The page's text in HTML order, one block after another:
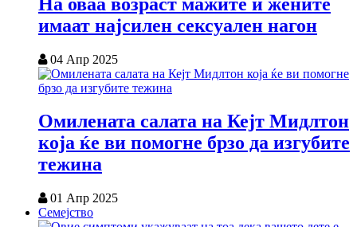
имаат најсилен сексуален нагон
04 Апр 2025
Омилената салата на Кејт Мидлтон
која ќе ви помогне брзо да изгубите
тежина
01 Апр 2025
Семејство